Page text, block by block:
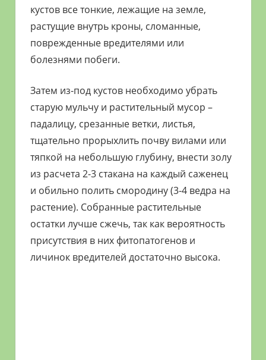
кустов все тонкие, лежащие на земле,
растущие внутрь кроны, сломанные,
поврежденные вредителями или
болезнями побеги.
Затем из-под кустов необходимо убрать
старую мульчу и растительный мусор –
падалицу, срезанные ветки, листья,
тщательно прорыхлить почву вилами или
тяпкой на небольшую глубину, внести золу
из расчета 2-3 стакана на каждый саженец
и обильно полить смородину (3-4 ведра на
растение). Собранные растительные
остатки лучше сжечь, так как вероятность
присутствия в них фитопатогенов и
личинок вредителей достаточно высока.